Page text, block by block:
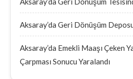
Aksaray’da Geri Dönüşüm
Aksaray’da Emekli Maaşı Çeken
Çarpması Sonucu Yaralandı